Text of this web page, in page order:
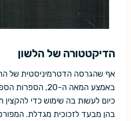
הדיקטטורה של הלשון
אף שהגרסה הדטרמיניסטית של
באמצע המאה ה-20,
כיום לעשות בה שימוש כדי להקצין
בהן מבעד לזכוכית מגדלת.